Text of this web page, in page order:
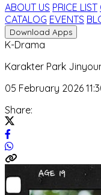
ABOUT US PRICE LIST
CATALOG EVENTS
Download Apps
K-Drama
Karakter Park
05 February 2026
Share: